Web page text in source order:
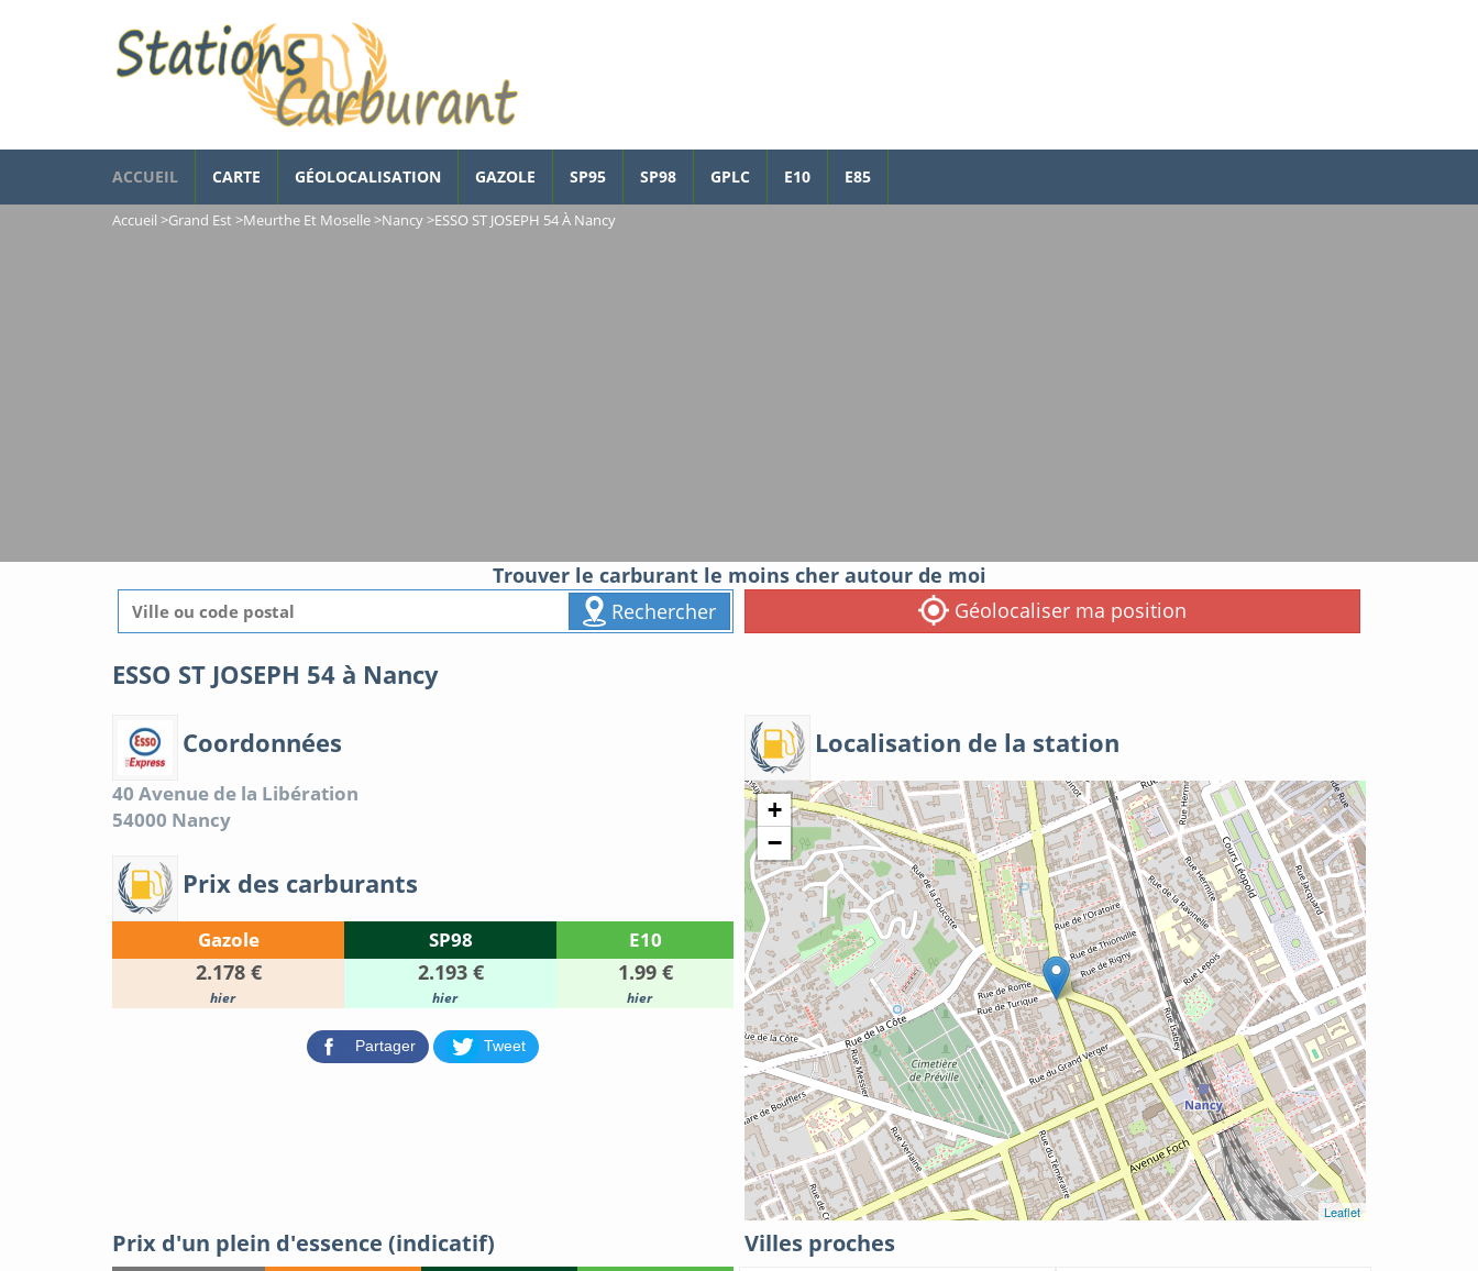
ACCUEIL CARTE GÉOLOCALISATION GAZOLE SP95 SP98 GPLC E10 E85
Accueil >Grand Est >Meurthe Et Moselle>Nancy>ESSO ST JOSEPH 54 À Nancy
Trouver le carburant le moins cher autour de moi
Rechercher
Géolocaliser ma position
ESSO ST JOSEPH 54 à Nancy
Coordonnées
40 Avenue de la Libération
54000 Nancy
Prix des carburants
Gazole SP98 E10
2.178 € 2.193 € 1.99 €
hier hier hier
Partager Tweet
Localisation de la station
+
−
Leaflet
Prix d'un plein d'essence (indicatif) Villes proches